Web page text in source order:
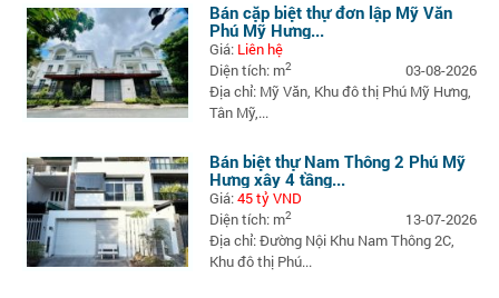
Bán cặp biệt thự đơn lập Mỹ Văn
Phú Mỹ Hưng...
Giá: Liên hệ
Diện tích: m2
03-08-2026
Địa chỉ: Mỹ Văn, Khu đô thị Phú Mỹ Hưng,
Tân Mỹ,...
Bán biệt thự Nam Thông 2 Phú Mỹ
Hưng xây 4 tầng...
Giá:45 tỷ VND
Diện tích: m2
13-07-2026
Địa chỉ: Đường Nội Khu Nam Thông 2C,
Khu đô thị Phú...